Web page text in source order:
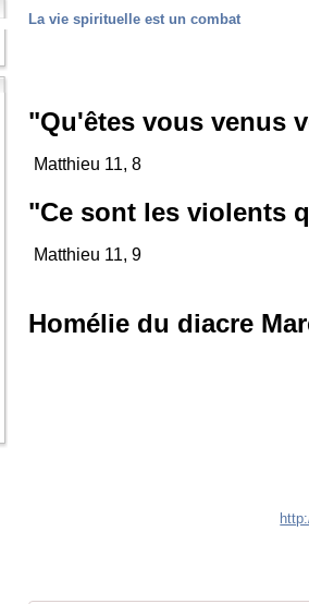
La vie spirituelle est un combat
"Qu'êtes vous venus
Matthieu 11, 8
"Ce sont les violents
Matthieu 11, 9
Homélie du diacre